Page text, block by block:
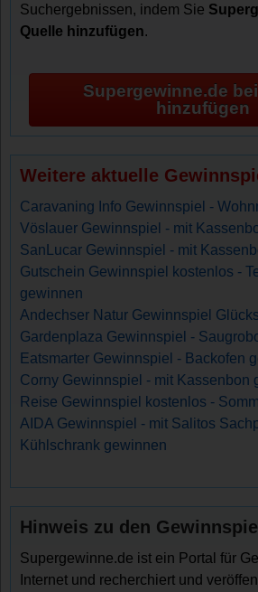
Suchergebnissen, indem Sie
Quelle hinzufügen.
Supergewinne.de
hinzufügen
Weitere aktuelle
Caravaning Info Gewinnspiel -
Vöslauer Gewinnspiel - mit
SanLucar Gewinnspiel - mit
Gutschein Gewinnspiel kostenlos -
gewinnen
Andechser Natur Gewinnspiel
Gardenplaza Gewinnspiel -
Eatsmarter Gewinnspiel - Backofen
Corny Gewinnspiel - mit Kassenbon
Reise Gewinnspiel kostenlos -
AIDA Gewinnspiel - mit Salitos
Kühlschrank gewinnen
Hinweis zu den
Supergewinne.de ist ein Portal für
Internet und recherchiert und